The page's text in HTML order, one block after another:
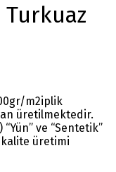
Turkuaz
m2iplik
üretilmektedir.
ve “Sentetik”
üretimi